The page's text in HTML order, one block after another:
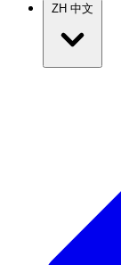
ZH 中文